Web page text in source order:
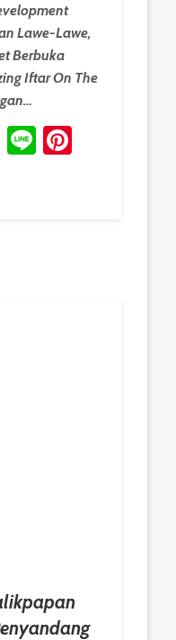
Lawe-Lawe,
Berbuka
Iftar On The
Print
Line